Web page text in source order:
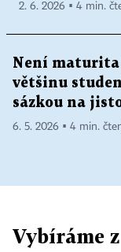
2. 6. 2026 ▪ 4 min.
Není
většinu
sázkou na
6. 5. 2026 ▪ 4 min.
Vybíráme